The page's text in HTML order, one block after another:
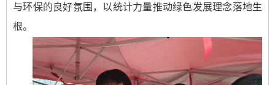
与环保的良好氛围，以统计力量推动绿色发展理念落地生
根。